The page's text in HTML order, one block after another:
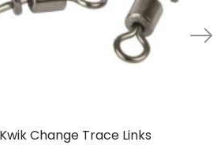
Change Trace Links